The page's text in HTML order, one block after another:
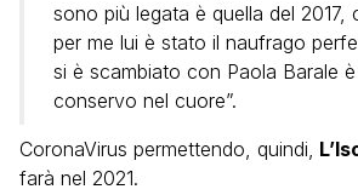
sono più legata è quella del 2017,
per me lui è stato il naufrago
si è scambiato con Paola Barale
conservo nel cuore”.
CoronaVirus permettendo, quindi,
farà nel 2021.